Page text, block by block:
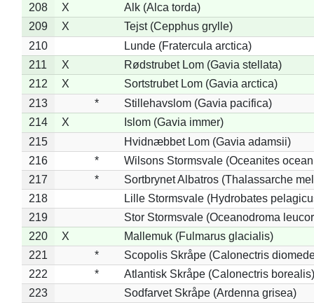
208 X
Alk (Alca torda)
209
X
Tejst (Cepphus grylle)
210
Lunde (Fratercula arctica)
211
X
Rødstrubet Lom (Gavia stellata)
212
X
Sortstrubet Lom (Gavia arctica)
213
*
Stillehavslom (Gavia pacifica)
214
X
Islom (Gavia immer)
215
Hvidnæbbet Lom (Gavia adamsii)
216
*
Wilsons Stormsvale (Oceanites
217
*
Sortbrynet Albatros (Thalassarche
218
Lille Stormsvale (Hydrobates
219
Stor Stormsvale (Oceanodroma
220
X
Mallemuk (Fulmarus glacialis)
221
*
Scopolis Skråpe (Calonectris
222
*
Atlantisk Skråpe (Calonectris borealis)
223
Sodfarvet Skråpe (Ardenna grisea)